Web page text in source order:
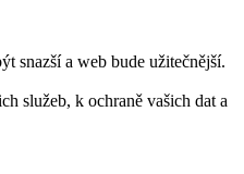
snazší a web bude užitečnější.
služeb, k ochraně vašich dat a